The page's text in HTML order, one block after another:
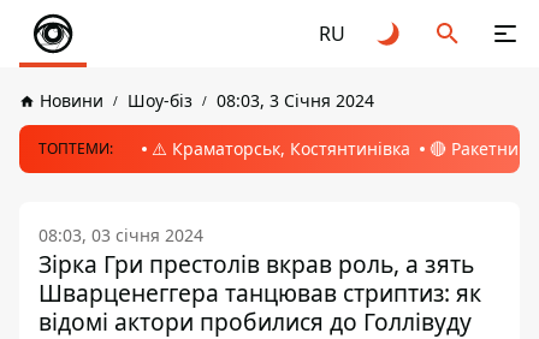
RU
Новини Шоу-біз 08:03, 3 Січня 2024
ТОПТЕМИ: ⚠️ Краматорськ, Костянтинівка 🔴 Ракетний
08:03, 03 січня 2024
Зірка Гри престолів вкрав роль, а зять
Шварценеггера танцював стриптиз: як
відомі актори пробилися до Голлівуду